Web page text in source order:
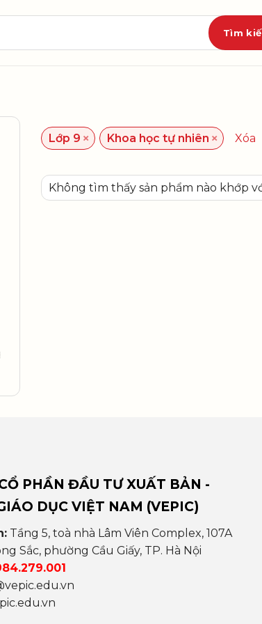
Lớp 9 × Khoa học tự nhiên × Xóa
Không tìm thấy sản phẩm nào khớp
PHẦN ĐẦU TƯ XUẤT BẢN -
DỤC VIỆT NAM (VEPIC)
Tầng 5, toà nhà Lâm Viên Complex, 107A
Sắc, phường Cầu Giấy, TP. Hà Nội